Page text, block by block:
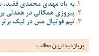
به یاد مهدی محمدی فقید،
پیروزی همگانی در همدلی
تیم فوتبال مس در لیگ برتر 87_1386، با خاطرات مس
پربازدیدترین‌ مطالب